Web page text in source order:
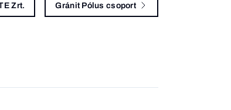
Zrt. Gránit Pólus csoport